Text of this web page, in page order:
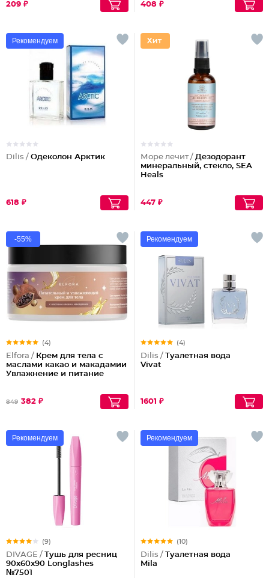
209 ₽
408 ₽
Рекомендуем
Dilis / Одеколон Арктик
618 ₽
Море лечит / Дезодорант
минеральный, стекло, SEA
Heals
447 ₽
-55%
(4)
Elfora / Крем для тела с
маслами какао и макадамии
Увлажнение и питание
849 382 ₽
Рекомендуем
(4)
Dilis / Туалетная вода
Vivat
1601 ₽
Рекомендуем
(9)
DIVAGE / Тушь для ресниц
90x60x90 Longlashes
№7501
Рекомендуем
(10)
Dilis / Туалетная вода
Mila